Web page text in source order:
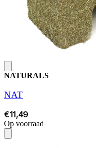
NATURALS
NAT
€11,49
Op voorraad